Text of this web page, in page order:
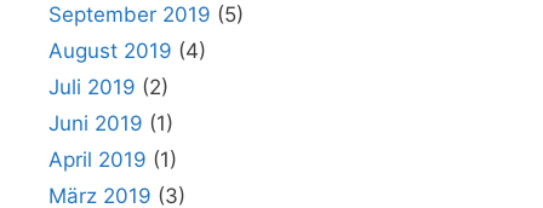
September 2019 (5)
August 2019 (4)
Juli 2019 (2)
Juni 2019 (1)
April 2019 (1)
März 2019 (3)